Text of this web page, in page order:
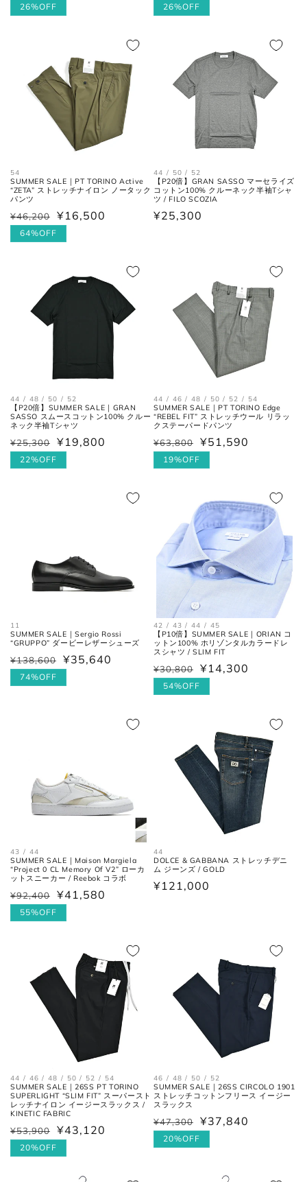
常
ー26%OFF
常
ー26%OFF
54
SUMMER SALE｜PT TORINO Active
“ZETA” ストレッチナイロン ノータック
パンツ
通
常
¥46,200
セ
ー
¥16,500
64%OFF
44 / 50 / 52
【P20倍】GRAN SASSO マーセライズ
コットン100% クルーネック半袖Tシャ
ツ / FILO SCOZIA
通
¥25,300
44 / 48 / 50 / 52
【P20倍】SUMMER SALE｜GRAN
SASSO スムースコットン100% クルー
ネック半袖Tシャツ
通
常
¥25,300
セ
ー
¥19,800
22%OFF
44 / 46 / 48 / 50 / 52 / 54
SUMMER SALE｜PT TORINO Edge
“REBEL FIT” ストレッチウール リラッ
クステーパードパンツ
通
常
¥63,800
セ
ー
¥51,590
19%OFF
11
SUMMER SALE｜Sergio Rossi
“GRUPPO” ダービーレザーシューズ
通
常
¥138,600
セ
ー
¥35,640
74%OFF
42 / 43 / 44 / 45
【P10倍】SUMMER SALE｜ORIAN コ
ットン100% ホリゾンタルカラードレ
スシャツ / SLIM FIT
通
常
¥30,800
セ
ー
¥14,300
54%OFF
43 / 44
SUMMER SALE｜Maison Margiela
“Project 0 CL Memory Of V2” ローカ
ットスニーカー / Reebok コラボ
通
常
¥92,400
セ
ー
¥41,580
55%OFF
44
DOLCE & GABBANA ストレッチデニ
ム ジーンズ / GOLD
通
¥121,000
44 / 46 / 48 / 50 / 52 / 54
SUMMER SALE｜26SS PT TORINO
SUPERLIGHT “SLIM FIT” スーパースト
レッチナイロン イージースラックス /
KINETIC FABRIC
通
常
¥53,900
セ
ー
¥43,120
20%OFF
46 / 48 / 50 / 52
SUMMER SALE｜26SS CIRCOLO 1901
ストレッチコットンフリース イージー
スラックス
通
常
¥47,300
セ
ー
¥37,840
20%OFF